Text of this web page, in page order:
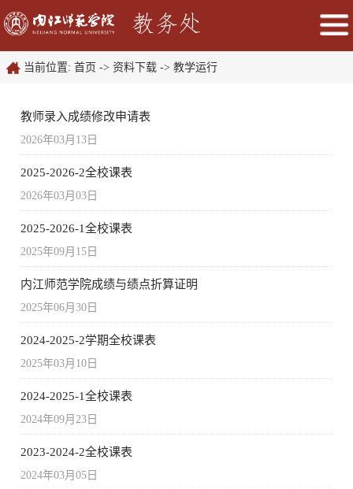
当前位置: 首页 -> 资料下载 -> 教学运行
教师录入成绩修改申请表
2026年03月13日
2025-2026-2全校课表
2026年03月03日
2025-2026-1全校课表
2025年09月15日
内江师范学院成绩与绩点折算证明
2025年06月30日
2024-2025-2学期全校课表
2025年03月10日
2024-2025-1全校课表
2024年09月23日
2023-2024-2全校课表
2024年03月05日